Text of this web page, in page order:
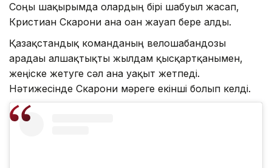
Соңғы шақырымда олардың бірі шабуыл жасап,
Кристиан Скарони ғана оған жауап бере алды.
Қазақстандық команданың велошабандозы
арадағы алшақтықты жылдам қысқартқанымен,
жеңіске жетуге сәл ғана уақыт жетпеді.
Нәтижесінде Скарони мәреге екінші болып келді.